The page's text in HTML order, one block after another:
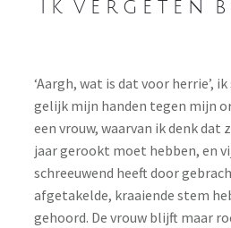
My Account
Privacy statement
SHOP (Coming Soon)
i k v e r g e t e n b
‘Aargh, wat is dat voor herrie’,
gelijk mijn handen tegen mijn
een vrouw, waarvan ik denk
jaar gerookt moet hebben, en
schreeuwend heeft door
afgetakelde, kraaiende stem
gehoord. De vrouw blijft maar